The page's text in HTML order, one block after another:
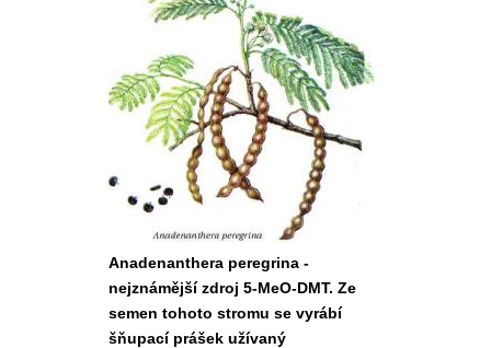
Anadenanthera peregrina -
nejznámější zdroj 5-MeO-DMT. Ze
semen tohoto stromu se vyrábí
šňupací prášek užívaný